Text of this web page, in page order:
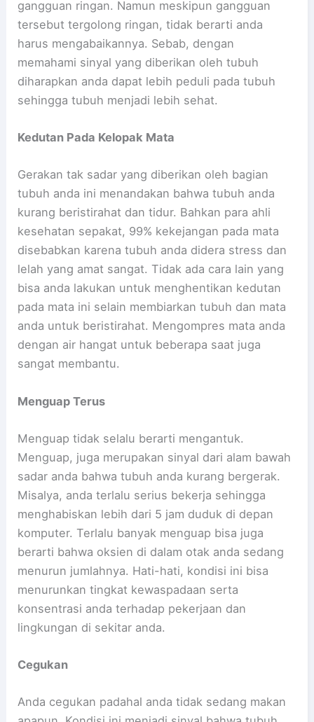
gangguan ringan. Namun meskipun gangguan
tersebut tergolong ringan, tidak berarti anda
harus mengabaikannya. Sebab, dengan
memahami sinyal yang diberikan oleh tubuh
diharapkan anda dapat lebih peduli pada tubuh
sehingga tubuh menjadi lebih sehat.
Kedutan Pada Kelopak Mata
Gerakan tak sadar yang diberikan oleh bagian
tubuh anda ini menandakan bahwa tubuh anda
kurang beristirahat dan tidur. Bahkan para ahli
kesehatan sepakat, 99% kekejangan pada mata
disebabkan karena tubuh anda didera stress dan
lelah yang amat sangat. Tidak ada cara lain yang
bisa anda lakukan untuk menghentikan kedutan
pada mata ini selain membiarkan tubuh dan mata
anda untuk beristirahat. Mengompres mata anda
dengan air hangat untuk beberapa saat juga
sangat membantu.
Menguap Terus
Menguap tidak selalu berarti mengantuk.
Menguap, juga merupakan sinyal dari alam bawah
sadar anda bahwa tubuh anda kurang bergerak.
Misalya, anda terlalu serius bekerja sehingga
menghabiskan lebih dari 5 jam duduk di depan
komputer. Terlalu banyak menguap bisa juga
berarti bahwa oksien di dalam otak anda sedang
menurun jumlahnya. Hati-hati, kondisi ini bisa
menurunkan tingkat kewaspadaan serta
konsentrasi anda terhadap pekerjaan dan
lingkungan di sekitar anda.
Cegukan
Anda cegukan padahal anda tidak sedang makan